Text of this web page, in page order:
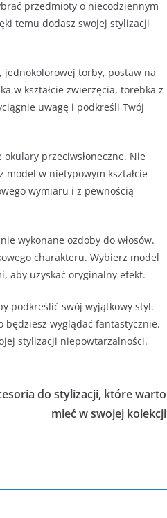
przedmioty o niecodziennym
temu dodasz swojej stylizacji
torby, postaw na
w kształcie zwierzęcia, torebka z
uwagę i podkreśli Twój
przeciwsłoneczne. Nie
w nietypowym kształcie
wymiaru i z pewnością
wykonane ozdoby do włosów.
charakteru. Wybierz model
aby uzyskać oryginalny efekt.
podkreślić swój wyjątkowy styl.
wyglądać fantastycznie.
stylizacji niepowtarzalności.
do stylizacji, które warto
mieć w swojej kolekcji